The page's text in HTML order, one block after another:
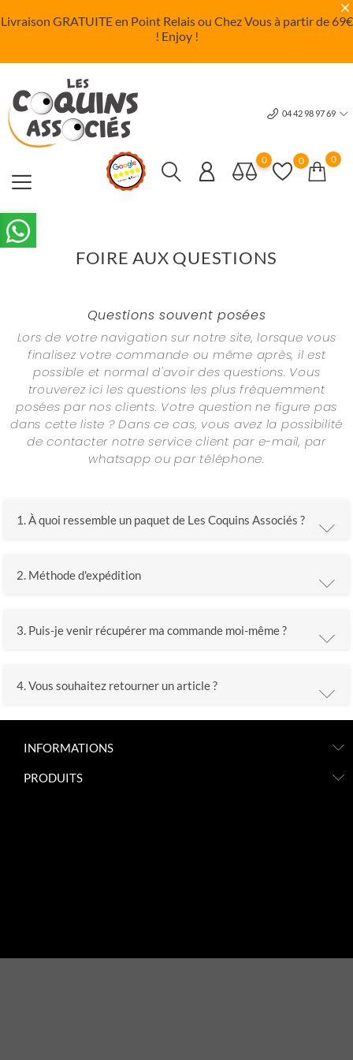
Livraison GRATUITE en Point Relais ou Chez Vous à partir de 69€
! Enjoy !
04 42 98 97 69
0 0 0
FOIRE AUX QUESTIONS
Questions souvent posées
Lors de votre navigation sur notre site, lorsque vous
finalisez votre commande ou même après, il est
possible et normal d'avoir des questions. Vous
trouverez ici les questions les plus fréquemment
posées par nos clients. Votre question ne figure pas
dans cette liste ? Dans ce cas, vous avez la possibilité
de contacter notre service client par e-mail, par
whatsapp ou par téléphone.
1.À quoi ressemble un paquet de Les Coquins Associés ?
2. Méthode d'expédition
3. Puis-je venir récupérer ma commande moi-même ?
4.Vous souhaitez retourner un article ?
INFORMATIONS
PRODUITS